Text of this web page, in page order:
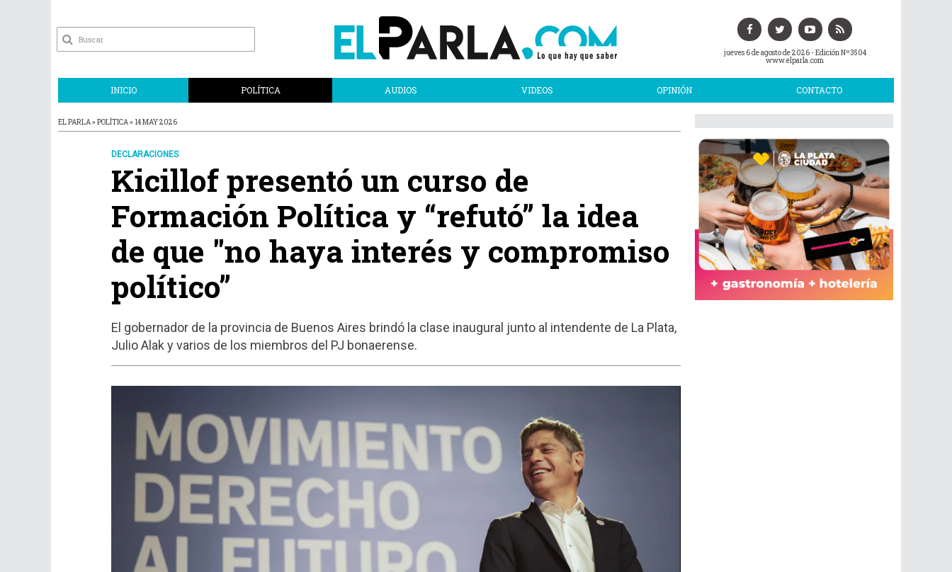
jueves 6 de agosto de 2026- Edición Nº3504
www.elparla.com
INICIO POLÍTICA AUDIOS VIDEOS OPINIÓN CONTACTO
EL PARLA » POLÍTICA » 14 MAY 2026
DECLARACIONES
Kicillof presentó un curso de
Formación Política y “refutó” la idea
de que "no haya interés y compromiso
político”
El gobernador de la provincia de Buenos Aires brindó la clase inaugural junto al intendente de La Plata,
Julio Alak y varios de los miembros del PJ bonaerense.